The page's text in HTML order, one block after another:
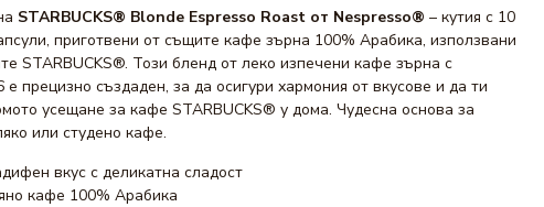
STARBUCKS® Blonde Espresso Roast от Nespresso® – кутия с 10
приготвени от същите кафе зърна 100% Арабика, използвани
STARBUCKS®. Този бленд от леко изпечени кафе зърна с
е прецизно създаден, за да осигури хармония от вкусове и да ти
усещане за кафе STARBUCKS® у дома. Чудесна основа за
или студено кафе.
вкус с деликатна сладост
кафе 100% Арабика